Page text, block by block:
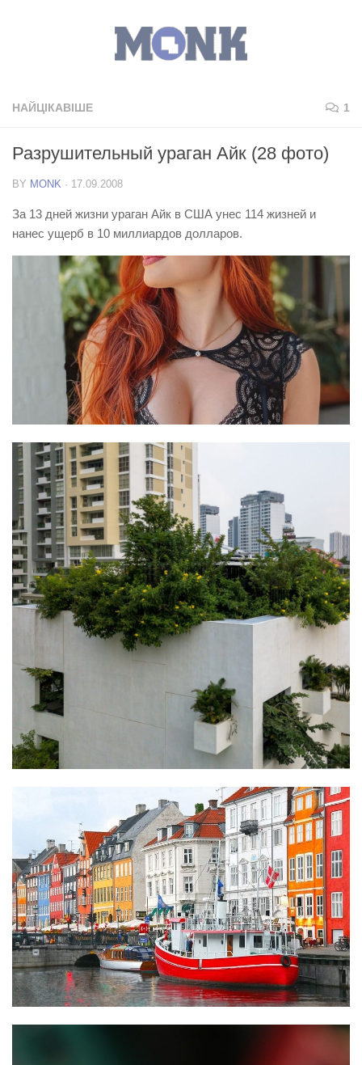
НАЙЦІКАВІШЕ 1
Разрушительный ураган Айк (28 фото)
BY MONK · 17.09.2008
За 13 дней жизни ураган Айк в США унес 114 жизней и
нанес ущерб в 10 миллиардов долларов.